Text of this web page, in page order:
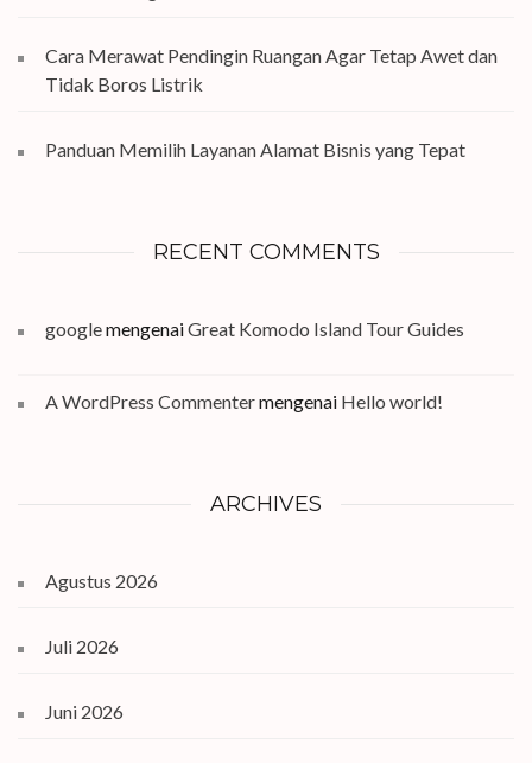
Cara Merawat Pendingin Ruangan Agar Tetap Awet dan
Tidak Boros Listrik
Panduan Memilih Layanan Alamat Bisnis yang Tepat
RECENT COMMENTS
googlemengenaiGreat Komodo Island Tour Guides
A WordPress Commentermengenai Hello world!
ARCHIVES
Agustus 2026
Juli 2026
Juni 2026